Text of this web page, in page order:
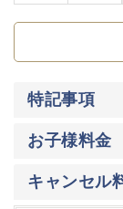
・「木曽漆器
ご夕食時には、
器のお箸をご用
事を体感いただ
■地酒Bar
夜８時以降は
諏訪は、酒蔵
諏訪エリア全
特記事項
お子様料金
キャンセル